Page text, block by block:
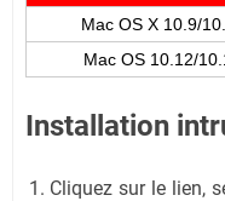
Mac OS X 10.9/
Mac OS 10.12/
Installation
Cliquez sur le lien,